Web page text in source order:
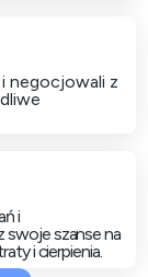
negocjowali z
i
swoje szanse na
i cierpienia.